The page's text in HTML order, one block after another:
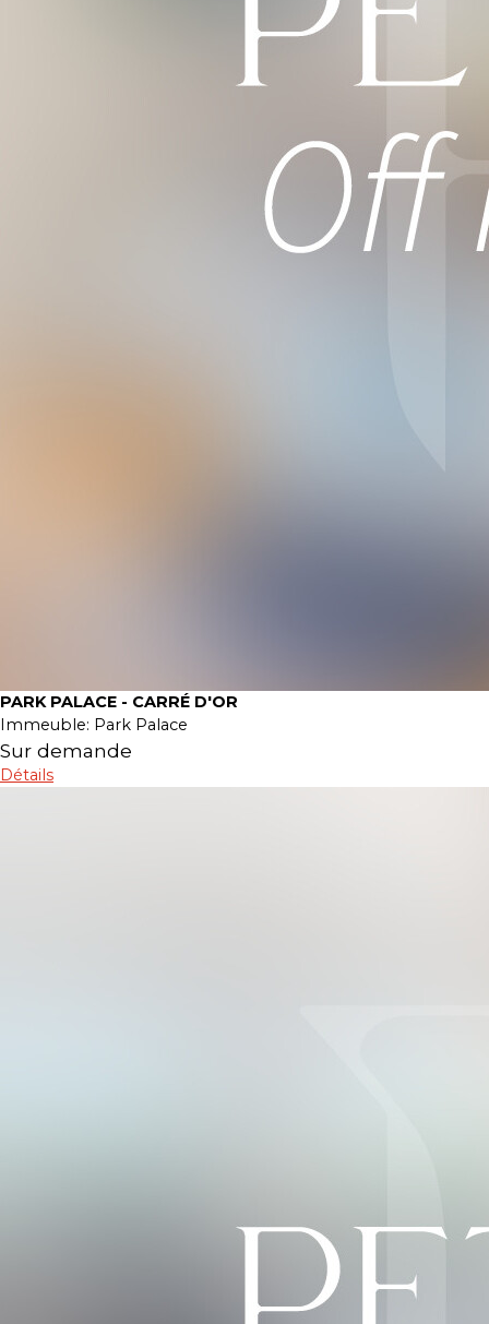
PARK PALACE - CARRÉ D'OR
Immeuble: Park Palace
Sur demande
Détails